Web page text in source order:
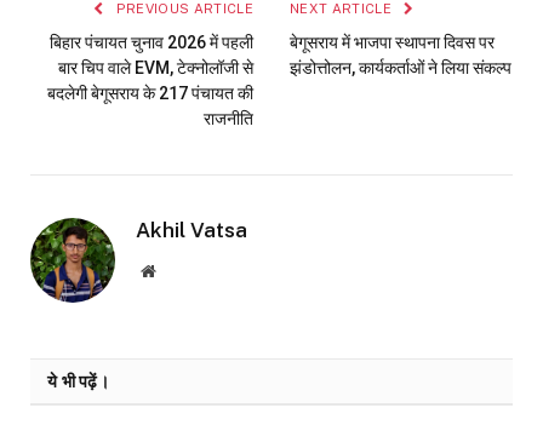
PREVIOUS ARTICLE
बिहार पंचायत चुनाव 2026 में पहली
बार चिप वाले EVM, टेक्नोलॉजी से
बदलेगी बेगूसराय के 217 पंचायत की
राजनीति
NEXT ARTICLE
बेगूसराय में भाजपा स्थापना दिवस पर
झंडोत्तोलन, कार्यकर्ताओं ने लिया संकल्प
Akhil Vatsa
Website
ये भी पढ़ें।